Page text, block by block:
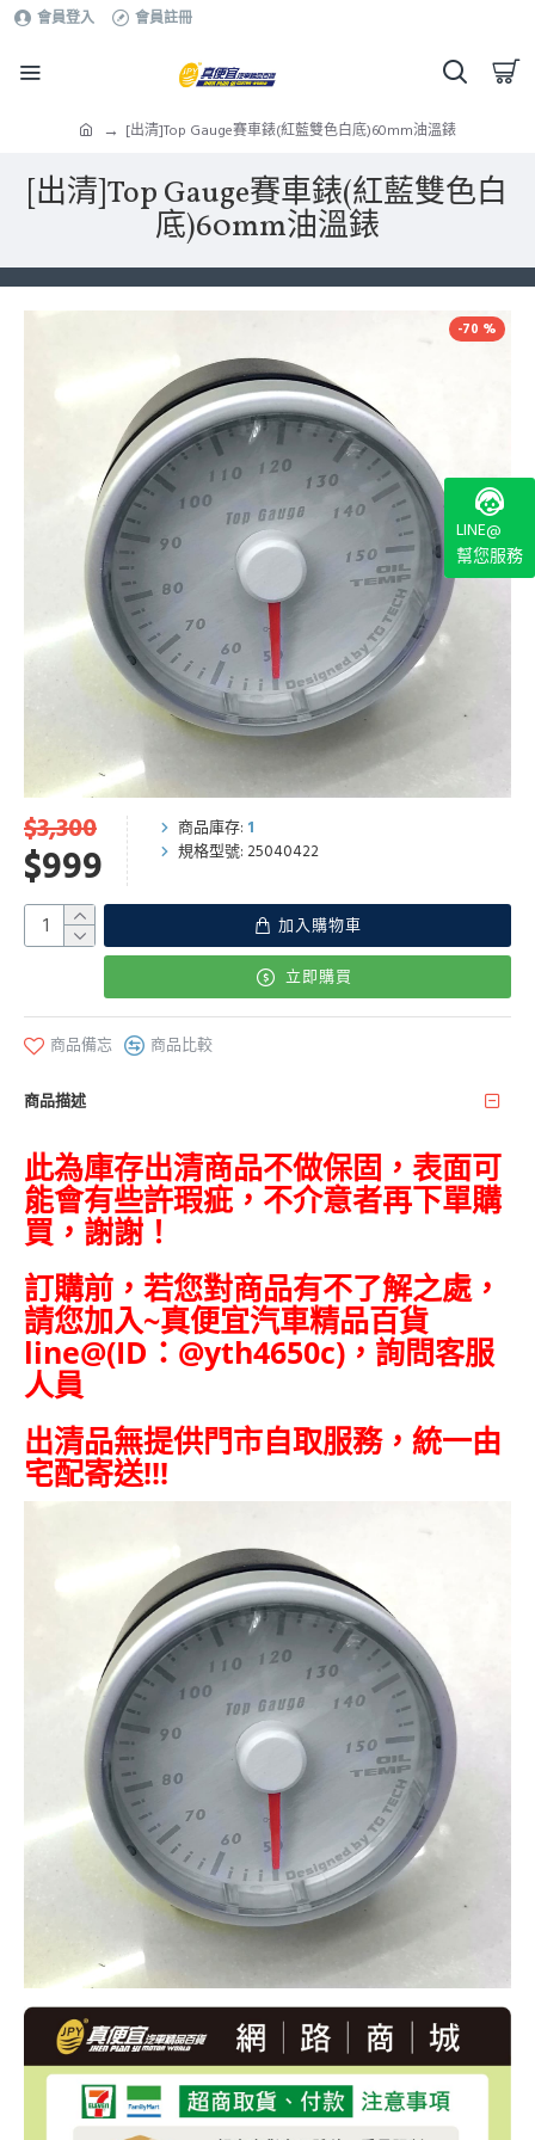
會員登入 會員註冊
[出清]Top Gauge賽車錶(紅藍雙色白底)60mm油溫錶
[出清]Top Gauge賽車錶(紅藍雙色白
底)60mm油溫錶
-70 %
$999
$3,300 商品庫存: 1
規格型號: 25040422
加入購物車
立即購買
商品備忘 商品比較
商品描述
此為庫存出清商品不做保固，表面可
能會有些許瑕疵，不介意者再下單購
買，謝謝！
訂購前，若您對商品有不了解之處，
請您加入~真便宜汽車精品百貨
line@(ID：@yth4650c)，詢問客服
人員
出清品無提供門市自取服務，統一由
宅配寄送!!!
LINE@
幫您服務